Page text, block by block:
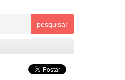
pesquisar